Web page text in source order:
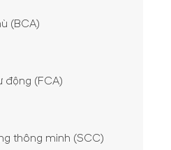
(BCA)
động (FCA)
thông minh (SCC)